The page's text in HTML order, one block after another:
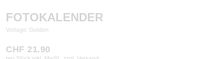
FOTOKALENDER
Vorlage: Golden
CHF 21.90